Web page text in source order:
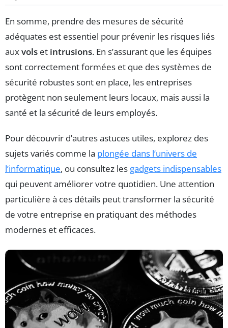
En somme, prendre des mesures de sécurité
adéquates est essentiel pour prévenir les risques liés
auxvols et intrusions. En s’assurant que les équipes
sont correctement formées et que des systèmes de
sécurité robustes sont en place, les entreprises
protègent non seulement leurs locaux, mais aussi la
santé et la sécurité de leurs employés.
Pour découvrir d’autres astuces utiles, explorez des
sujets variés comme la plongée dans l’univers de
l’informatique, ou consultez les gadgets indispensables
qui peuvent améliorer votre quotidien. Une attention
particulière à ces détails peut transformer la sécurité
de votre entreprise en pratiquant des méthodes
modernes et efficaces.